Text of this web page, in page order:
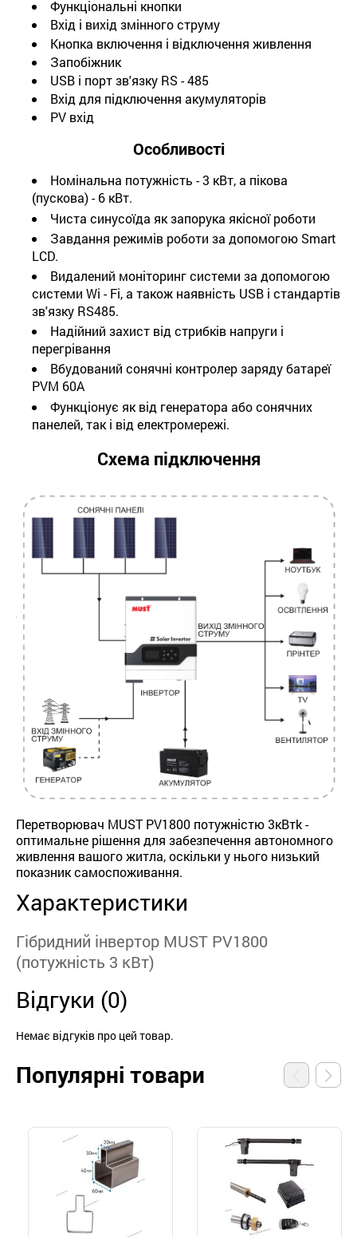
Функціональні кнопки
Вхід і вихід змінного струму
Кнопка включення і відключення живлення
Запобіжник
USB і порт зв'язку RS - 485
Вхід для підключення акумуляторів
PV вхід
Особливості
Номінальна потужність - 3 кВт, а пікова
(пускова) - 6 кВт.
Чиста синусоїда як запорука якісної роботи
Завдання режимів роботи за допомогою Smart
LCD.
Видалений моніторинг системи за допомогою
системи Wi - Fi, а також наявність USB і стандартів
зв'язку RS485.
Надійний захист від стрибків напруги і
перегрівання
Вбудований сонячні контролер заряду батареї
PVM 60А
Функціонує як від генератора або сонячних
панелей, так і від електромережі.
Схема підключення
Перетворювач MUST PV1800 потужністю 3кВтk -
оптимальне рішення для забезпечення автономного
живлення вашого житла, оскільки у нього низький
показник самоcпоживання.
Характеристики
Гібридний інвертор MUST PV1800
(потужність 3 кВт)
Відгуки (0)
Немає відгуків про цей товар.
Популярні товари